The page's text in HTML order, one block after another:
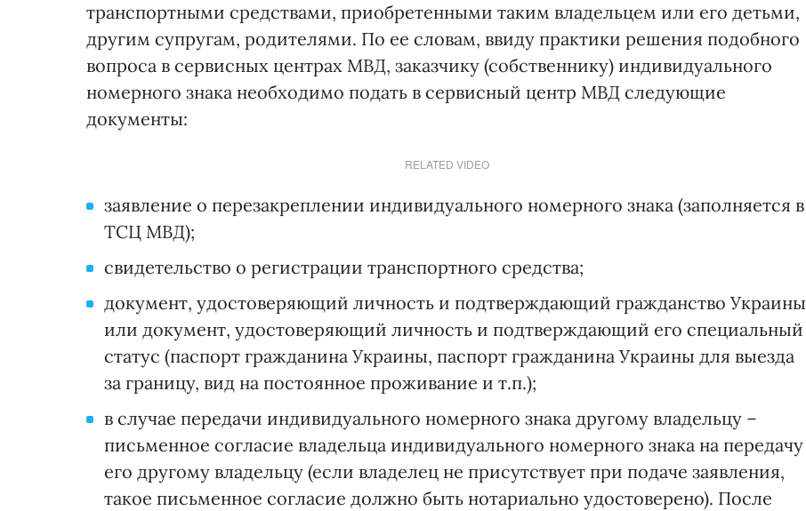
транспортными средствами, приобретенными таким владельцем или его детьми,
другим супругам, родителями. По ее словам, ввиду практики решения подобного
вопроса в сервисных центрах МВД, заказчику (собственнику) индивидуального
номерного знака необходимо подать в сервисный центр МВД следующие
документы:
RELATED VIDEO
заявление о перезакреплении индивидуального номерного знака (заполняется в
ТСЦ МВД);
свидетельство о регистрации транспортного средства;
документ, удостоверяющий личность и подтверждающий гражданство Украины
или документ, удостоверяющий личность и подтверждающий его специальный
статус (паспорт гражданина Украины, паспорт гражданина Украины для выезда
за границу, вид на постоянное проживание и т.п.);
в случае передачи индивидуального номерного знака другому владельцу –
письменное согласие владельца индивидуального номерного знака на передачу
его другому владельцу (если владелец не присутствует при подаче заявления,
такое письменное согласие должно быть нотариально удостоверено). После